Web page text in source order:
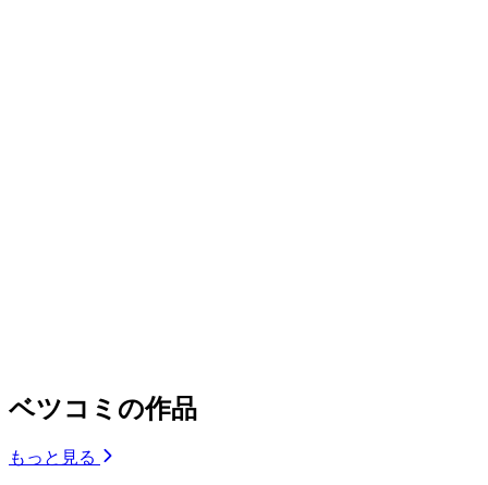
ベツコミの作品
もっと見る